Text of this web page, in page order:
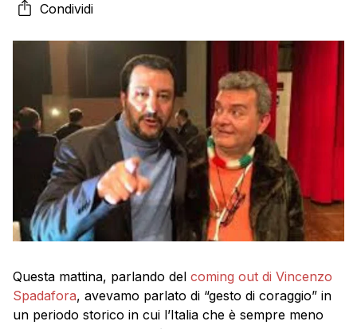
Condividi
Questa mattina, parlando del coming out di Vincenzo
Spadafora, avevamo parlato di “gesto di coraggio” in
un periodo storico in cui l’Italia che è sempre meno